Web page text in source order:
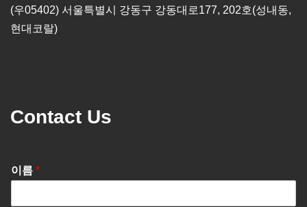
(우05402) 서울특별시 강동구 강동대로177, 202호(성내동,
현대코랄)
Contact Us
이름 *